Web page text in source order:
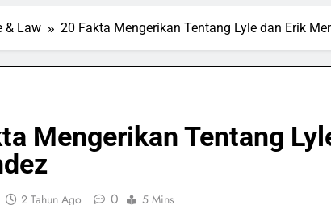
& Law 20 Fakta Mengerikan Tentang Lyle dan Erik
Mengerikan Tentang
2 Tahun Ago 0 5 Mins